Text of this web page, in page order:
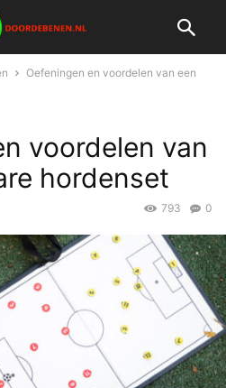
Oefeningen en voordelen van een
voordelen van
hordenset
0
793